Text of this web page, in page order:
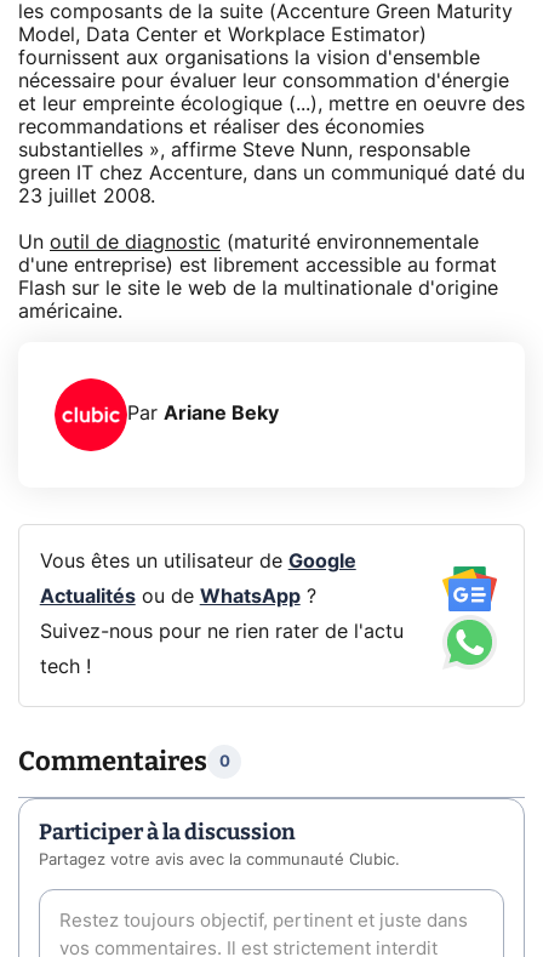
les composants de la suite (Accenture Green Maturity
Model, Data Center et Workplace Estimator)
fournissent aux organisations la vision d'ensemble
nécessaire pour évaluer leur consommation d'énergie
et leur empreinte écologique (...), mettre en oeuvre des
recommandations et réaliser des économies
substantielles », affirme Steve Nunn, responsable
green IT chez Accenture, dans un communiqué daté du
23 juillet 2008.
Un outil de diagnostic (maturité environnementale
d'une entreprise) est librement accessible au format
Flash sur le site le web de la multinationale d'origine
américaine.
Par Ariane Beky
Vous êtes un utilisateur de Google
Actualitésou de WhatsApp?
Suivez-nous pour ne rien rater de l'actu
tech !
Commentaires 0
Participer à la discussion
Partagez votre avis avec la communauté Clubic.